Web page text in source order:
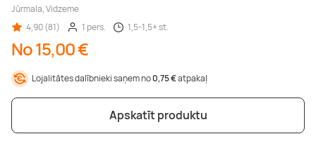
Jūrmala, Vidzeme
4,90 (81)
1 pers. 1,5-1,5+ st.
No 15,00 €
Lojalitātes dalībnieki saņem no0,75 €atpakaļ
Apskatīt produktu